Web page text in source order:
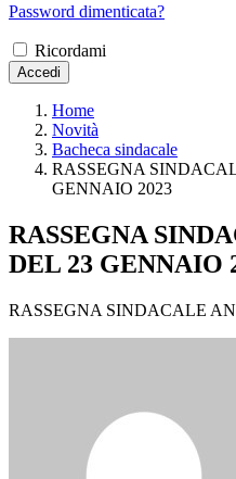
Password dimenticata?
Ricordami
Accedi
Home
Novità
Bacheca sindacale
RASSEGNA
GENNAIO 2023
RASSEGNA
DEL 23 GENNAIO
RASSEGNA SINDACALE